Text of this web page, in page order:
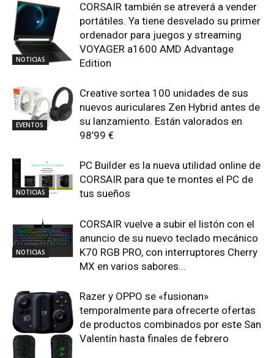
NOTICIAS
CORSAIR también se atreverá a vender
portátiles. Ya tiene desvelado su primer
ordenador para juegos y streaming
VOYAGER a1600 AMD Advantage
Edition
EVENTOS
Creative sortea 100 unidades de sus
nuevos auriculares Zen Hybrid antes de
su lanzamiento. Están valorados en
98’99 €
NOTICIAS
PC Builder es la nueva utilidad online de
CORSAIR para que te montes el PC de
tus sueños
NOTICIAS
CORSAIR vuelve a subir el listón con el
anuncio de su nuevo teclado mecánico
K70 RGB PRO, con interruptores Cherry
MX en varios sabores...
Razer y OPPO se «fusionan»
temporalmente para ofrecerte ofertas
de productos combinados por este San
Valentín hasta finales de febrero